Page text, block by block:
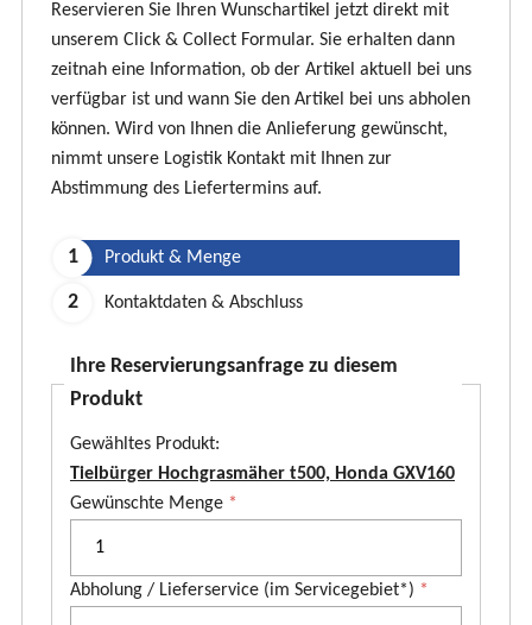
Reservieren Sie Ihren Wunschartikel jetzt direkt mit
unserem Click & Collect Formular. Sie erhalten dann
zeitnah eine Information, ob der Artikel aktuell bei uns
verfügbar ist und wann Sie den Artikel bei uns abholen
können. Wird von Ihnen die Anlieferung gewünscht,
nimmt unsere Logistik Kontakt mit Ihnen zur
Abstimmung des Liefertermins auf.
Produkt & Menge
Kontaktdaten & Abschluss
Ihre Reservierungsanfrage zu diesem
Produkt
Gewähltes Produkt:
Tielbürger Hochgrasmäher t500, Honda GXV160
P
d
Gewünschte Menge *
Abholung / Lieferservice (im Servicegebiet*) *